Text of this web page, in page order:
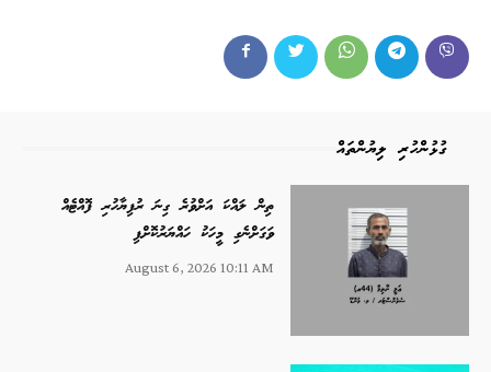
ގުޅުންހުރި ލިޔުންތައް
ތިން ލައްކަ އަށްވުރެ ގިނަ ރުފިޔާހުރި ފޮއްޓެއް
ވަގަށްނެގި މީހަކު ހައްޔަރުކޮށްފި
August 6, 2026 10:11 AM